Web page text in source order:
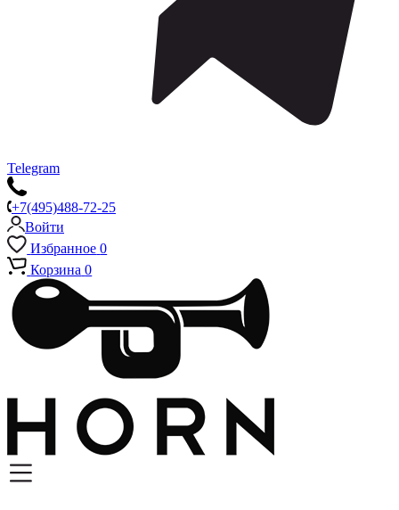
Telegram
+7(495)488-72-25
Войти
Избранное 0
Корзина 0